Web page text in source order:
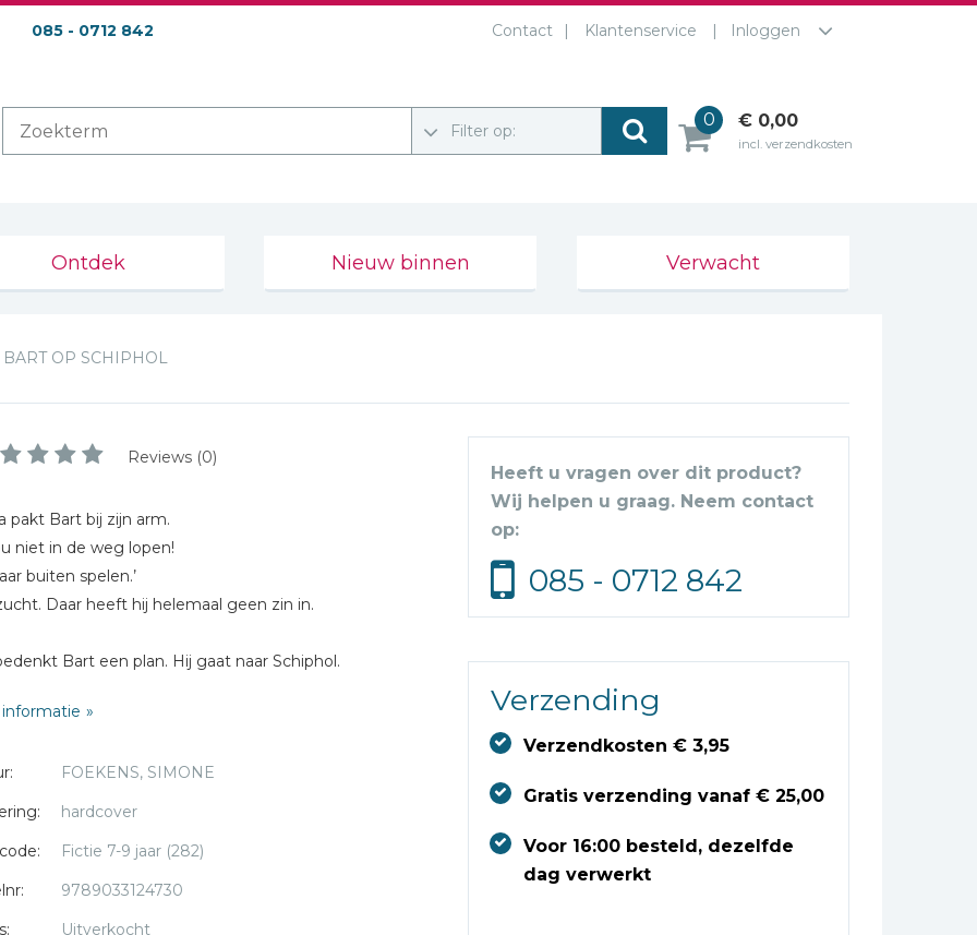
085 - 0712 842 Contact Klantenservice Inloggen
Filter op:
0 € 0,00
incl. verzendkosten
Ontdek Nieuw binnen Verwacht
BART OP SCHIPHOL
Reviews (0)
pakt Bart bij zijn arm.
niet in de weg lopen!
buiten spelen.’
Daar heeft hij helemaal geen zin in.
Bart een plan. Hij gaat naar Schiphol.
ziet Bart een foto in de krant.
Bart nóg iets te doen!
is groot en druk.
circa 8 jaar
FOEKENS, SIMONE
hardcover
Fictie 7-9 jaar (282)
9789033124730
Uitverkocht
Heeft u vragen over dit product?
Wij helpen u graag. Neem contact
op:
085 - 0712 842
Verzending
Verzendkosten € 3,95
Gratis verzending vanaf € 25,00
Voor 16:00 besteld, dezelfde
dag verwerkt